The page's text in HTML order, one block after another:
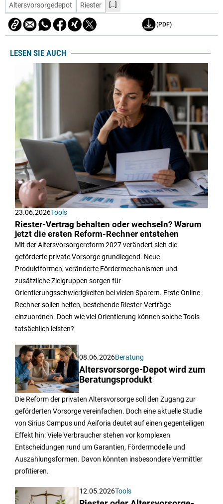
Altersvorsorgedepot
Riester [..]
(PDF)
LESEN SIE AUCH
23.06.2026Tools
Riester-Vertrag behalten oder wechseln? Warum
jetzt die ersten Reform-Rechner entstehen
Mit der Altersvorsorgereform 2027 verändert sich die
geförderte private Vorsorge grundlegend. Neue
Produktformen, veränderte Fördermechanismen und
zusätzliche Zielgruppen sorgen für
Orientierungsschwierigkeiten bei vielen Sparern. Erste Online-
Rechner sollen helfen, bestehende Riester-Verträge
einzuordnen. Doch wie viel Orientierung können solche Tools
tatsächlich leisten?
08.06.2026Beratung
Altersvorsorge-Depot wird zum
Beratungsprodukt
Die Reform der privaten Altersvorsorge soll den Zugang zur
geförderten Vorsorge vereinfachen. Doch eine aktuelle Studie
von Sirius Campus und Aeiforia deutet auf einen gegenteiligen
Effekt hin: Viele Verbraucher stehen vor komplexen
Entscheidungen rund um Garantien, Fördermodelle und
Auszahlungsformen. Davon könnten insbesondere Vermittler
profitieren.
12.05.2026Tools